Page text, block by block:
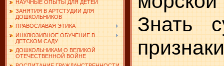
НАУЧНЫЕ ОПЫТЫ ДЛЯ ДЕТЕЙ
ЗАНЯТИЯ В АРТСТУДИИ ДЛЯ
ДОШКОЛЬНИКОВ
ПРАВОСЛАВАЯ ЭТИКА
ИНКЛЮЗИВНОЕ ОБУЧЕНИЕ В
ДЕТСКОМ САДУ
ДОШКОЛЬНИКАМ О ВЕЛИКОЙ
ОТЕЧЕСТВЕННОЙ ВОЙНЕ
Знать